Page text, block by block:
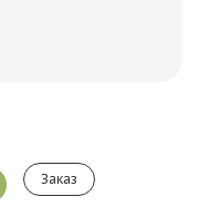
Заказ